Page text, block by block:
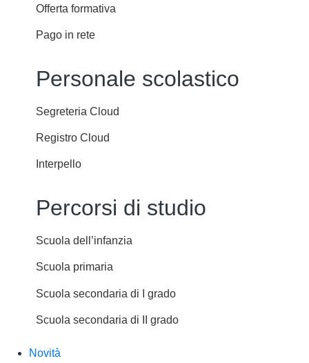
Offerta formativa
Pago in rete
Personale scolastico
Segreteria Cloud
Registro Cloud
Interpello
Percorsi di studio
Scuola dell’infanzia
Scuola primaria
Scuola secondaria di I grado
Scuola secondaria di II grado
Novità